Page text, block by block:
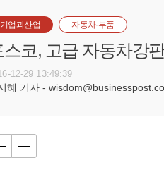
기업과산업 자동차·부품
스코, 고급 자동차강
12-29 13:49:39
혜 기자 -